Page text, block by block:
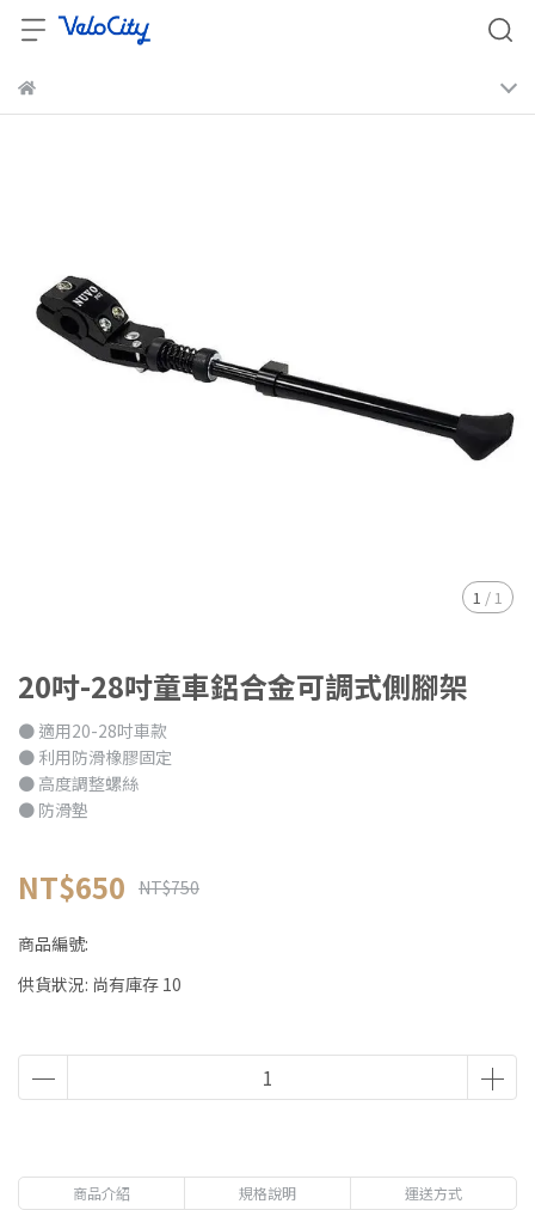
1 / 1
20吋-28吋童車鋁合金可調式側腳架
● 適用20-28吋車款
● 利用防滑橡膠固定
● 高度調整螺絲
● 防滑墊
NT$650 NT$750
商品編號:
供貨狀況: 尚有庫存 10
商品介紹 規格說明 運送方式